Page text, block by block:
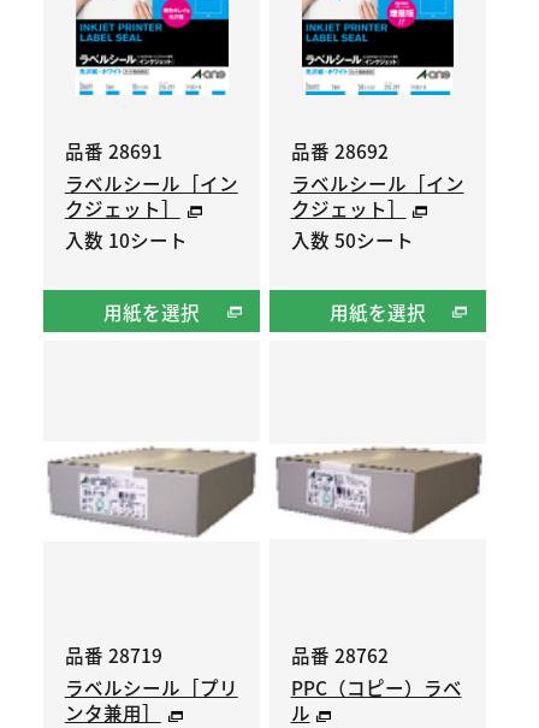
品番 28691
ラベルシール［イン
クジェット］
入数 10シート
用紙を選択
品番 28692
ラベルシール［イン
クジェット］
入数 50シート
用紙を選択
品番 28719
ラベルシール［プリ
ンタ兼用］
品番 28762
PPC（コピー）ラベ
ル